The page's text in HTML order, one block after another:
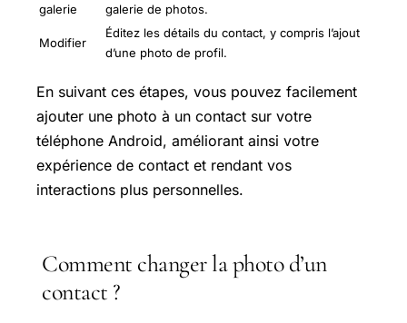
galerie galerie de photos.
Modifier
Éditez les détails du contact, y compris l’ajout
d’une photo de profil.
En suivant ces étapes, vous pouvez facilement
ajouter une photo à un contact sur votre
téléphone Android, améliorant ainsi votre
expérience de contact et rendant vos
interactions plus personnelles.
Comment changer la photo d’un
contact ?